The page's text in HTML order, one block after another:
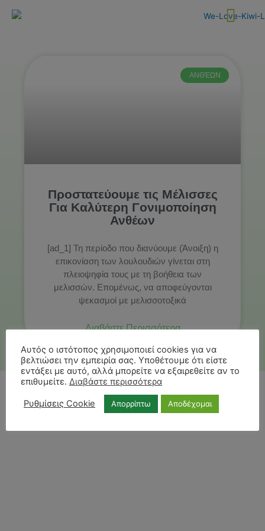
ΑΝΘΈΩΝ
Προστατεύουμε τις Μέλισσες
Για Καλύτερη Γονιμοποίηση
Ανθέων
[ad_1] Τη περίοδο που διανύουμε (Άνοιξη) η
επικονίαση των λουλουδιών γίνεται στη
πλειοψηφία τους με τη βοήθεια των
μελισσών. Επομένως, να αποφεύγονται
ψεκασμοί με μελισσοτοξικά
Διαβάστε Περισσότερα
Αυτός ο ιστότοπος χρησιμοποιεί cookies για να
βελτιώσει την εμπειρία σας. Υποθέτουμε ότι είστε
εντάξει με αυτό, αλλά μπορείτε να εξαιρεθείτε αν το
επιθυμείτε. Διαβάστε περισσότερα
Ρυθμίσεις Cookie Απορρίπτω Αποδέχομαι